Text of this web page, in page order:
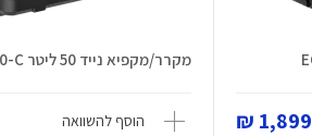
1,899 ₪
מקרר/מקפיא נייד 50 ליטר EG-ED50-C
הוסף להשוואה